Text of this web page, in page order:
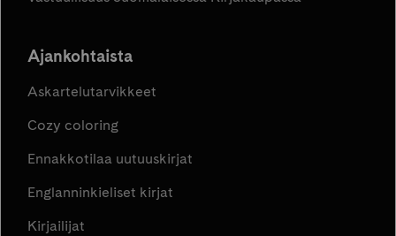
Ajankohtaista
Askartelutarvikkeet
Cozy coloring
Ennakkotilaa uutuuskirjat
Englanninkieliset kirjat
Kirjailijat